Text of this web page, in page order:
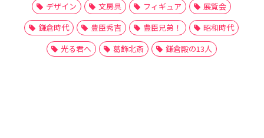
デザイン
文房具 フィギュア
展覧会
鎌倉時代
豊臣秀吉 豊臣兄弟！
昭和時代
光る君へ
葛飾北斎 鎌倉殿の13人